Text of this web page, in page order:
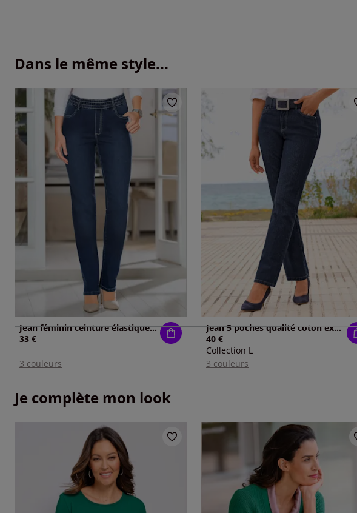
Dans le même style...
Jean féminin ceinture élastique boucle ceinture
33 €
3 couleurs
Jean 5 poches qualité coton extensible indéformable
40 €
Collection L
3 couleurs
Je complète mon look